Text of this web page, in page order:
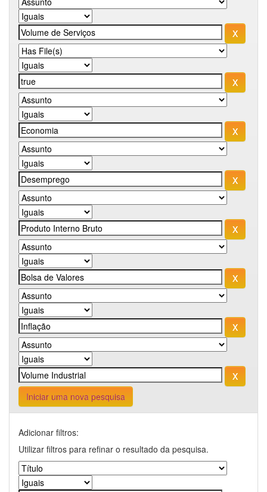
Iniciar uma nova pesquisa
Adicionar filtros:
Utilizar filtros para refinar o resultado da pesquisa.